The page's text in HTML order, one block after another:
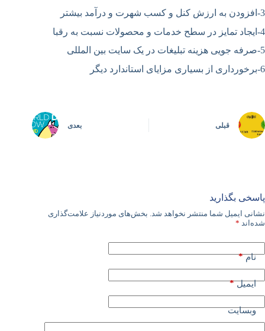
3-افزودن به ارزش کنل و کسب شهرت و درآمد بیشتر
4-ایجاد تمایز در سطح خدمات و محصولات نسبت به رقبا
5-صرفه جویی هزینه تبلیغات در یک سایت بین المللی
6-برخورداری از بسیاری مزایای استاندارد دیگر
قبلی بعدی
پاسخی بگذارید
نشانی ایمیل شما منتشر نخواهد شد. بخش‌های موردنیاز علامت‌گذاری
شده‌اند *
نام*
ایمیل*
وبسایت